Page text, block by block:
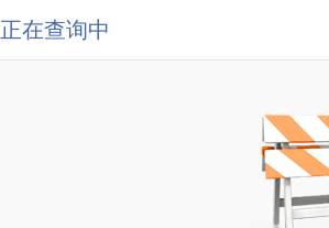
正在查询中